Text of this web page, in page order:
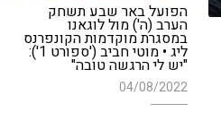
הפועל באר שבע תשחק
הערב (ה') מול לוגאנו
במסגרת מוקדמות הקונפרנס
ליג • מוטי חביב ('ספורט 1'):
"יש לי הרגשה טובה"
04/08/2022